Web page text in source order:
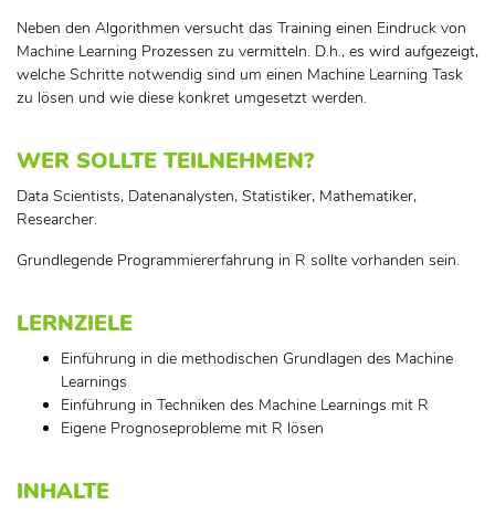
Neben den Algorithmen versucht das Training einen Eindruck von
Machine Learning Prozessen zu vermitteln. D.h., es wird aufgezeigt,
welche Schritte notwendig sind um einen Machine Learning Task
zu lösen und wie diese konkret umgesetzt werden.
WER SOLLTE TEILNEHMEN?
Data Scientists, Datenanalysten, Statistiker, Mathematiker,
Researcher.
Grundlegende Programmiererfahrung in R sollte vorhanden sein.
LERNZIELE
Einführung in die methodischen Grundlagen des Machine
Learnings
Einführung in Techniken des Machine Learnings mit R
Eigene Prognoseprobleme mit R lösen
INHALTE